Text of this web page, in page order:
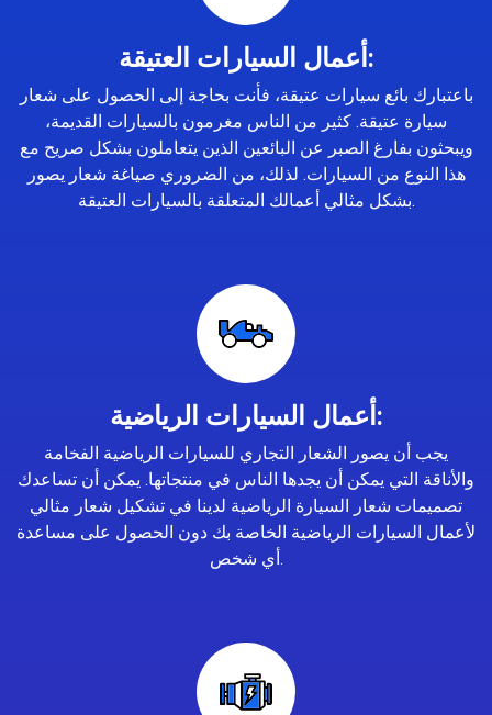
أعمال السيارات العتيقة:
باعتبارك بائع سيارات عتيقة، فأنت بحاجة إلى الحصول على شعار
سيارة عتيقة. كثير من الناس مغرمون بالسيارات القديمة،
ويبحثون بفارغ الصبر عن البائعين الذين يتعاملون بشكل صريح مع
هذا النوع من السيارات. لذلك، من الضروري صياغة شعار يصور
بشكل مثالي أعمالك المتعلقة بالسيارات العتيقة.
أعمال السيارات الرياضية:
يجب أن يصور الشعار التجاري للسيارات الرياضية الفخامة
والأناقة التي يمكن أن يجدها الناس في منتجاتها. يمكن أن تساعدك
تصميمات شعار السيارة الرياضية لدينا في تشكيل شعار مثالي
لأعمال السيارات الرياضية الخاصة بك دون الحصول على مساعدة
أي شخص.